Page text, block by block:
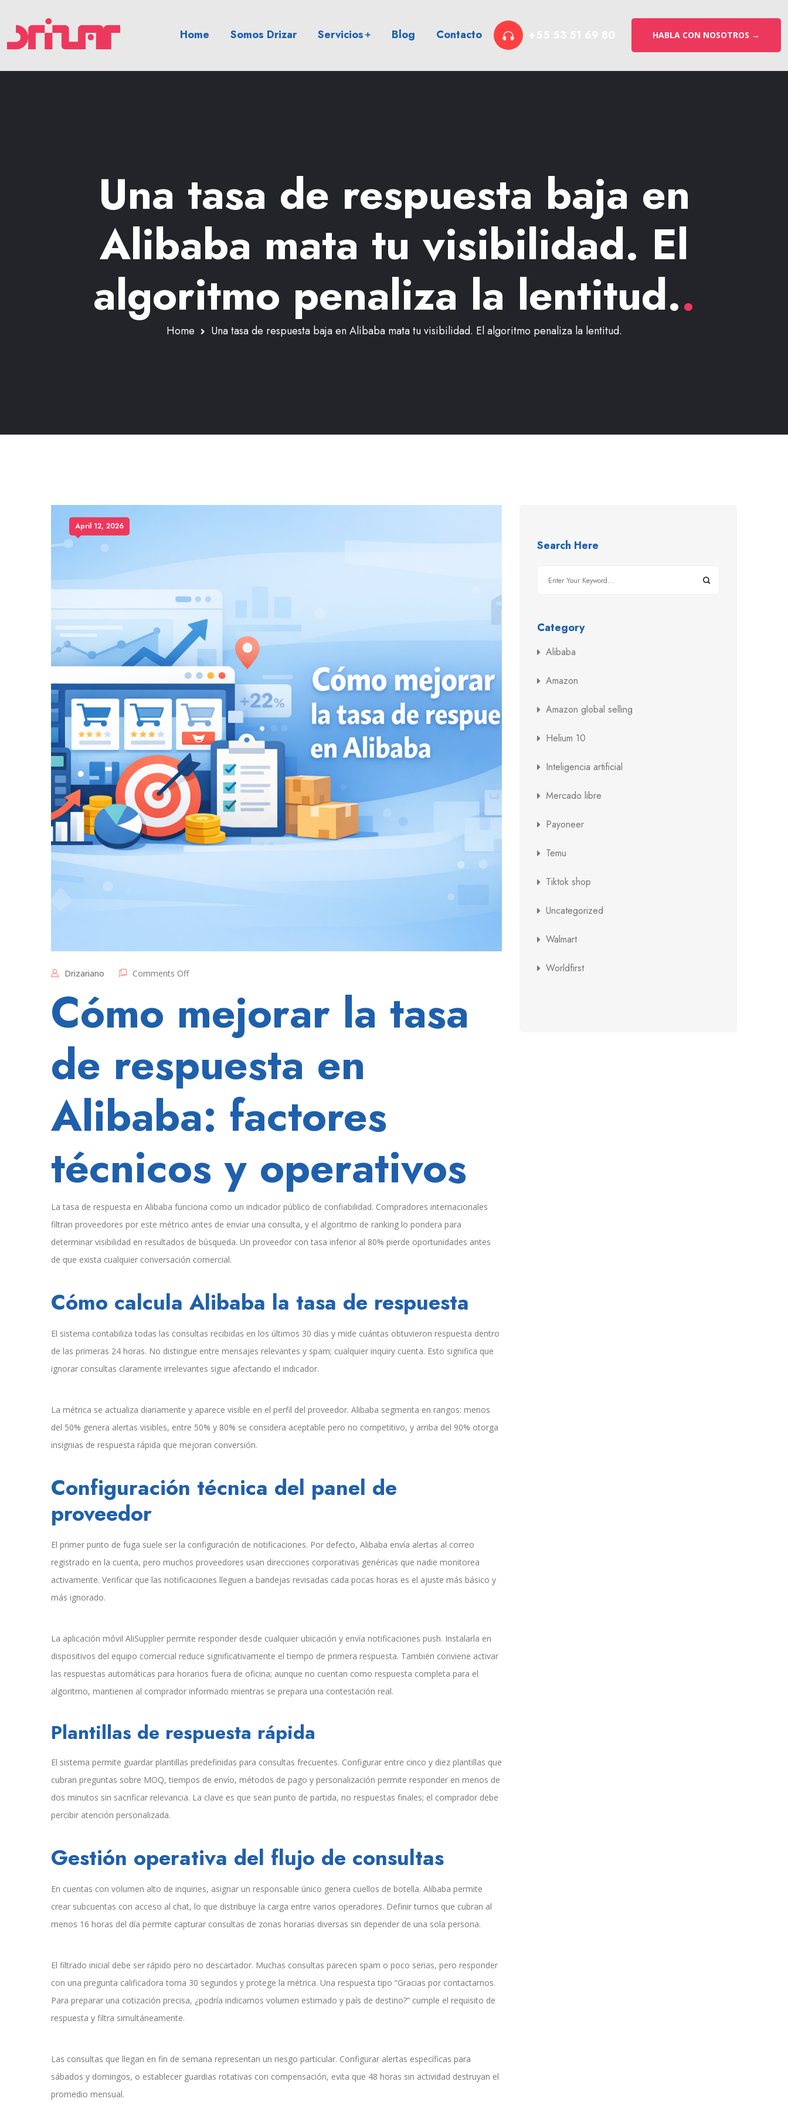
Home Somos Drizar Servicios Blog Contacto HABLA CON NOSOTROS →
Una tasa de respuesta baja en
Alibaba mata tu visibilidad. El
algoritmo penaliza la lentitud..
Home Una tasa de respuesta baja en Alibaba mata tu visibilidad. El algoritmo penaliza la lentitud.
April 12, 2026
Drizariano Comments Offon
de
respuesta
Alibaba
mata
tu
algoritmo
penaliza
Cómo mejorar la tasa
de respuesta en
Alibaba: factores
técnicos y operativos
La tasa de respuesta en Alibaba funciona como un indicador público de confiabilidad. Compradores internacionales
filtran proveedores por este métrico antes de enviar una consulta, y el algoritmo de ranking lo pondera para
determinar visibilidad en resultados de búsqueda. Un proveedor con tasa inferior al 80% pierde oportunidades antes
de que exista cualquier conversación comercial.
Cómo calcula Alibaba la tasa de respuesta
El sistema contabiliza todas las consultas recibidas en los últimos 30 días y mide cuántas obtuvieron respuesta dentro
de las primeras 24 horas. No distingue entre mensajes relevantes y spam; cualquier inquiry cuenta. Esto significa que
ignorar consultas claramente irrelevantes sigue afectando el indicador.
La métrica se actualiza diariamente y aparece visible en el perfil del proveedor. Alibaba segmenta en rangos: menos
del 50% genera alertas visibles, entre 50% y 80% se considera aceptable pero no competitivo, y arriba del 90% otorga
insignias de respuesta rápida que mejoran conversión.
Configuración técnica del panel de
proveedor
El primer punto de fuga suele ser la configuración de notificaciones. Por defecto, Alibaba envía alertas al correo
registrado en la cuenta, pero muchos proveedores usan direcciones corporativas genéricas que nadie monitorea
activamente. Verificar que las notificaciones lleguen a bandejas revisadas cada pocas horas es el ajuste más básico y
más ignorado.
La aplicación móvil AliSupplier permite responder desde cualquier ubicación y envía notificaciones push. Instalarla en
dispositivos del equipo comercial reduce significativamente el tiempo de primera respuesta. También conviene activar
las respuestas automáticas para horarios fuera de oficina; aunque no cuentan como respuesta completa para el
algoritmo, mantienen al comprador informado mientras se prepara una contestación real.
Plantillas de respuesta rápida
El sistema permite guardar plantillas predefinidas para consultas frecuentes. Configurar entre cinco y diez plantillas que
cubran preguntas sobre MOQ, tiempos de envío, métodos de pago y personalización permite responder en menos de
dos minutos sin sacrificar relevancia. La clave es que sean punto de partida, no respuestas finales; el comprador debe
percibir atención personalizada.
Gestión operativa del flujo de consultas
En cuentas con volumen alto de inquiries, asignar un responsable único genera cuellos de botella. Alibaba permite
crear subcuentas con acceso al chat, lo que distribuye la carga entre varios operadores. Definir turnos que cubran al
menos 16 horas del día permite capturar consultas de zonas horarias diversas sin depender de una sola persona.
El filtrado inicial debe ser rápido pero no descartador. Muchas consultas parecen spam o poco serias, pero responder
con una pregunta calificadora toma 30 segundos y protege la métrica. Una respuesta tipo “Gracias por contactarnos.
Para preparar una cotización precisa, ¿podría indicarnos volumen estimado y país de destino?” cumple el requisito de
respuesta y filtra simultáneamente.
Las consultas que llegan en fin de semana representan un riesgo particular. Configurar alertas específicas para
sábados y domingos, o establecer guardias rotativas con compensación, evita que 48 horas sin actividad destruyan el
promedio mensual.
Search Here
Category
Alibaba
Amazon
Amazon global selling
Helium 10
Inteligencia artificial
Mercado libre
Payoneer
Temu
Tiktok shop
Uncategorized
Walmart
Worldfirst